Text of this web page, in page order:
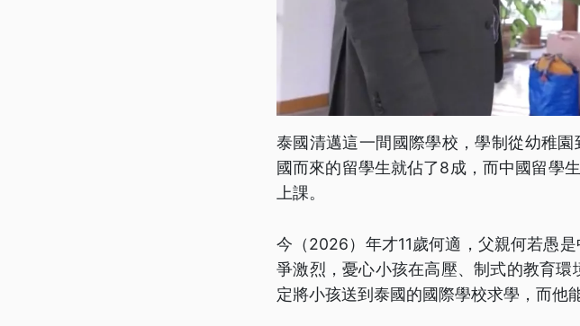
泰國清邁這一間國際學校，學制從幼稚
國而來的留學生就佔了8成，而中國留學
上課。
今（2026）年才11歲何適，父親何若愚
爭激烈，憂心小孩在高壓、制式的教育
定將小孩送到泰國的國際學校求學，而他